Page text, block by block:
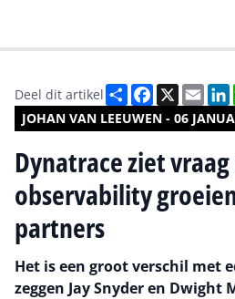
JOHAN VAN LEEUWEN - 06
Deel dit artikel DeelFacebook
X
Dynatrace ziet
observability
partners
Het is een groot verschil met
zeggen Jay Snyder en Dwight